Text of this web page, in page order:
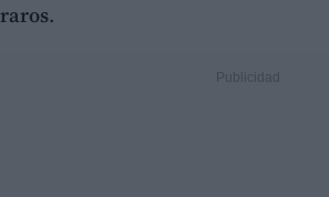
raros.